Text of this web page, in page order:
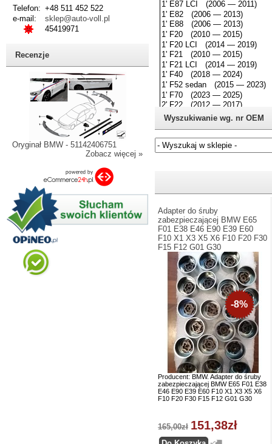
Telefon: +48 511 452 522
e-mail:
sklep@auto-voll.pl
45419971
Recenzje
Oryginał BMW - 51142406751
Zobacz więcej »
Wyszukiwanie wg. nr OEM
Adapter do śruby
zabezpieczającej BMW E65
F01 E38 E46 E90 E39 E60
F10 X1 X3 X5 X6 F10 F20 F30
F15 F12 G01 G30
Producent: BMW. Adapter do śruby
zabezpieczającej BMW E65 F01 E38
E46 E90 E39 E60 F10 X1 X3 X5 X6
F10 F20 F30 F15 F12 G01 G30
-8%
165,00zł 151,38zł